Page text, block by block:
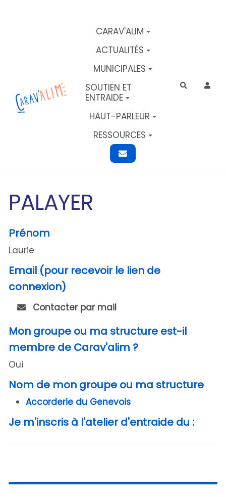
CARAV'ALIM
ACTUALITÉS
MUNICIPALES
SOUTIEN ET
ENTRAIDE
HAUT-PARLEUR
RESSOURCES
Rechercher
PALAYER
Prénom
Laurie
Email (pour recevoir le lien de
connexion)
Contacter par mail
Mon groupe ou ma structure est-il
membre de Carav'alim ?
Oui
Nom de mon groupe ou ma structure
Accorderie du Genevois
Je m'inscris à l'atelier d'entraide du :